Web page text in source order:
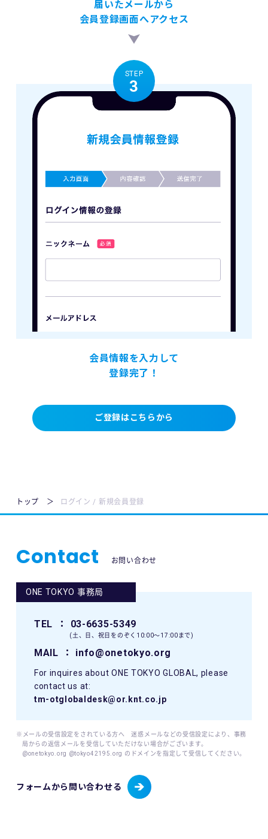
届いたメールから
会員登録画面へアクセス
STEP
3
会員情報を入力して
登録完了！
ご登録はこちらから
トップ ログイン / 新規会員登録
Contact お問い合わせ
フォームから問い合わせる
ONE TOKYO 事務局
TEL ： 03-6635-5349
(土、日、祝日をのぞく10:00〜17:00まで)
MAIL ： info@onetokyo.org
For inquires about ONE TOKYO GLOBAL, please
contact us at:
tm-otglobaldesk@or.knt.co.jp
※メールの受信設定をされている方へ 迷惑メールなどの受信設定により、事務
局からの返信メールを受信していただけない場合がございます。
@onetokyo.org @tokyo42195.org のドメインを指定して受信してください。